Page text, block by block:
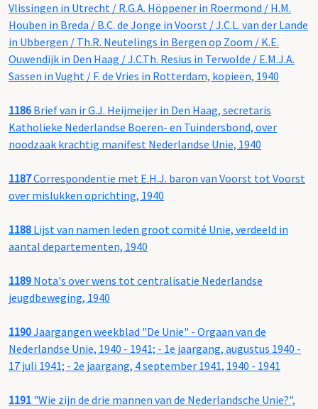
Vlissingen in Utrecht / R.G.A. Höppener in Roermond / H.M.
Houben in Breda / B.C. de Jonge in Voorst / J.C.L. van der Lande
in Ubbergen / Th.R. Neutelings in Bergen op Zoom / K.E.
Ouwendijk in Den Haag / J.C.Th. Resius in Terwolde / E.M.J.A.
Sassen in Vught / F. de Vries in Rotterdam, kopieën, 1940
1186 Brief van ir G.J. Heijmeijer in Den Haag, secretaris
Katholieke Nederlandse Boeren- en Tuindersbond, over
noodzaak krachtig manifest Nederlandse Unie, 1940
1187Correspondentie met E.H.J. baron van Voorst tot Voorst
over mislukken oprichting, 1940
1188 Lijst van namen leden groot comité Unie, verdeeld in
aantal departementen, 1940
1189 Nota's over wens tot centralisatie Nederlandse
jeugdbeweging, 1940
1190Jaargangen weekblad "De Unie" - Orgaan van de
Nederlandse Unie, 1940 - 1941; - 1e jaargang, augustus 1940 -
17 juli 1941; - 2e jaargang, 4 september 1941, 1940 - 1941
1191 "Wie zijn de drie mannen van de Nederlandsche Unie?",